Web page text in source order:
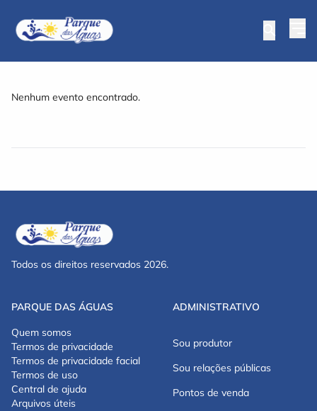
Nenhum evento encontrado.
Todos os direitos reservados 2026.
PARQUE DAS ÁGUAS
Quem somos
Termos de privacidade
Termos de privacidade facial
Termos de uso
Central de ajuda
Arquivos úteis
ADMINISTRATIVO
Sou produtor
Sou relações públicas
Pontos de venda